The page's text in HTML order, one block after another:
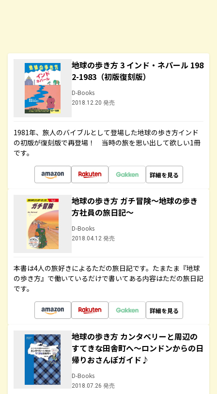
地球の歩き方 3 インド・ネパール 198
2-1983（初版復刻版）
D-Books
2018.12.20 発売
1981年、旅人のバイブルとして登場した地球の歩き方インド
の初版が復刻版で再登場！ 当時の旅を思い出して欲しい1冊
です。
詳細を見る
地球の歩き方 ガチ冒険～地球の歩き
方社員の旅日記～
D-Books
2018.04.12 発売
本書は4人の旅好きによるただの旅日記です。たまたま『地球
の歩き方』で働いているだけで書いてある内容はただの旅日記
です。
詳細を見る
地球の歩き方 カンタベリーと周辺の
すてきな田舎町へ～ロンドンからの日
帰りおさんぽガイド♪
D-Books
2018.07.26 発売